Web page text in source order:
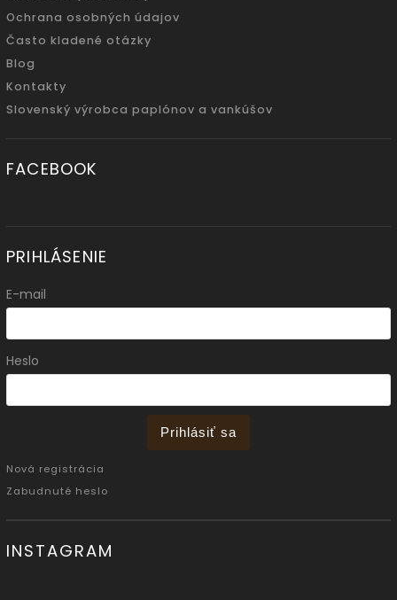
Ochrana osobných údajov
Často kladené otázky
Blog
Kontakty
Slovenský výrobca paplónov a vankúšov
FACEBOOK
PRIHLÁSENIE
E-mail
Heslo
Prihlásiť sa
Nová registrácia
Zabudnuté heslo
INSTAGRAM